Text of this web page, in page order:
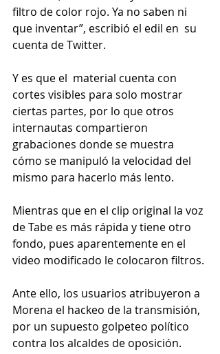
filtro de color rojo. Ya no saben ni
que inventar”, escribió el edil en  su
cuenta de Twitter.
Y es que el  material cuenta con
cortes visibles para solo mostrar
ciertas partes, por lo que otros
internautas compartieron
grabaciones donde se muestra
cómo se manipuló la velocidad del
mismo para hacerlo más lento.
Mientras que en el clip original la voz
de Tabe es más rápida y tiene otro
fondo, pues aparentemente en el
video modificado le colocaron filtros.
Ante ello, los usuarios atribuyeron a
Morena el hackeo de la transmisión,
por un supuesto golpeteo político
contra los alcaldes de oposición.